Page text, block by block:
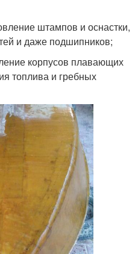
штампов и оснастки,
и даже подшипников;
корпусов плавающих
топлива и гребных